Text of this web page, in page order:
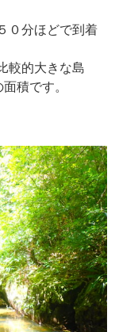
０分ほどで到着
較的大きな島
積です。